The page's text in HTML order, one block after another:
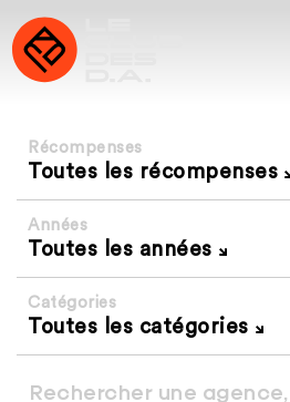
Récompenses
Toutes les récompenses
Années
Toutes les années
Catégories
Toutes les catégories